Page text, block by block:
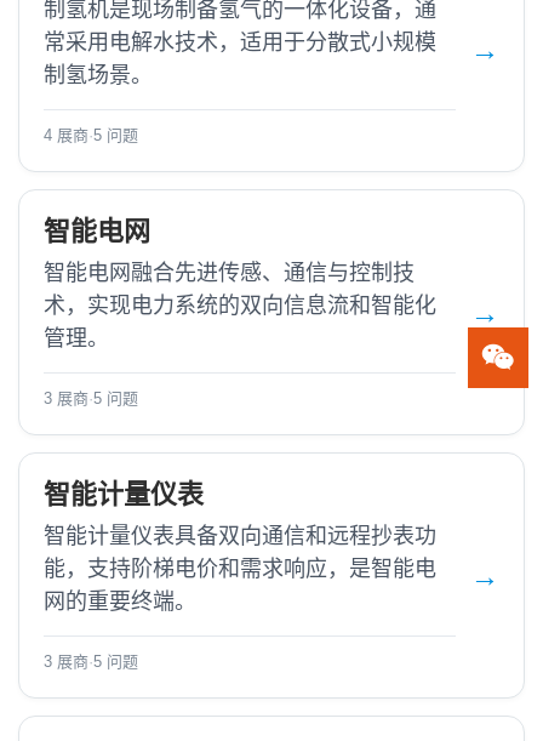
制氢机是现场制备氢气的一体化设备，通
常采用电解水技术，适用于分散式小规模
制氢场景。
4 展商·5 问题
智能电网
智能电网融合先进传感、通信与控制技
术，实现电力系统的双向信息流和智能化
管理。
3 展商·5 问题
智能计量仪表
智能计量仪表具备双向通信和远程抄表功
能，支持阶梯电价和需求响应，是智能电
网的重要终端。
3 展商·5 问题